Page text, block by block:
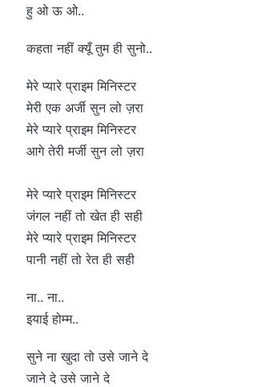
हु ओ ऊ ओ..
कहता नहीं क्यूँ तुम ही सुनो..
मेरे प्यारे प्राइम मिनिस्टर
मेरी एक अर्जी सुन लो ज़रा
मेरे प्यारे प्राइम मिनिस्टर
आगे तेरी मर्जी सुन लो ज़रा
मेरे प्यारे प्राइम मिनिस्टर
जंगल नहीं तो खेत ही सही
मेरे प्यारे प्राइम मिनिस्टर
पानी नहीं तो रेत ही सही
ना.. ना..
इयाई होम्म..
सुने ना खुदा तो उसे जाने दे
जाने दे उसे जाने दे